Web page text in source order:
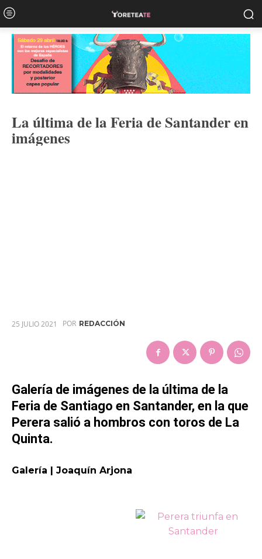
La última de la Feria de Santander en
imágenes
25 JULIO 2021 POR REDACCIÓN
Galería de imágenes de la última de la
Feria de Santiago en Santander, en la que
Perera salió a hombros con toros de La
Quinta.
Galería | Joaquín Arjona